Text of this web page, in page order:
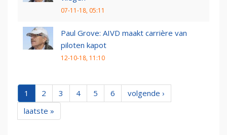
07-11-18, 05:11
Paul Grove: AIVD maakt carrière van
piloten kapot
12-10-18, 11:10
1 2 3 4 5 6
volgende ›
laatste »